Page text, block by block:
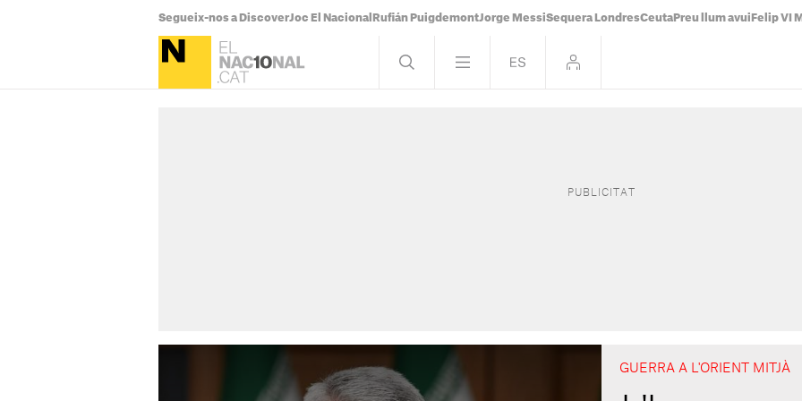
Segueix-nos a DiscoverJoc El Nacional Rufián PuigdemontJorge MessiSequera LondresCeuta Preu llum avui Felip VI
GUERRA A L'ORIENT MITJÀ